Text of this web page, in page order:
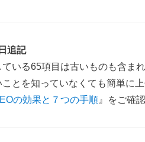
追記
いる65項目は古いものも含ま
とを知っていなくても簡単に
の効果と７つの手順 』をご確